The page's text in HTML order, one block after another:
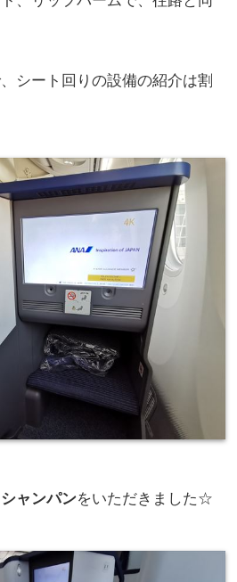
シート回りの設備の紹介は割
シャンパンをいただきました☆